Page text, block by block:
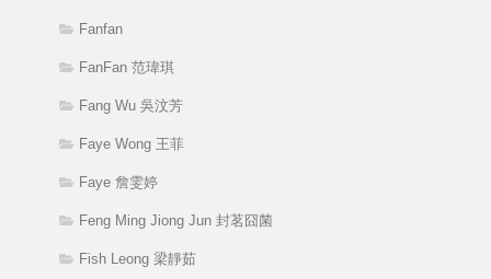
Fanfan
FanFan 范瑋琪
Fang Wu 吳汶芳
Faye Wong 王菲
Faye 詹雯婷
Feng Ming Jiong Jun 封茗囧菌
Fish Leong 梁靜茹